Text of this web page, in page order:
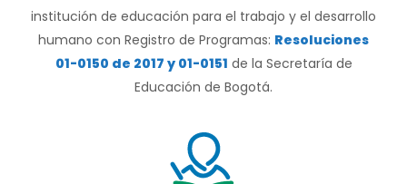
institución de educación para el trabajo y el desarrollo
humano con Registro de Programas: Resoluciones
01-0150 de 2017 y 01-0151 de la Secretaría de
Educación de Bogotá.